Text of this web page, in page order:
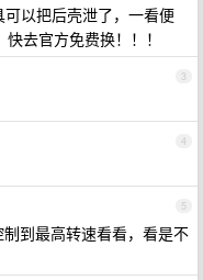
以把后壳泄了，一看便
去官方免费换！！！
3
4
5
到最高转速看看，看是不